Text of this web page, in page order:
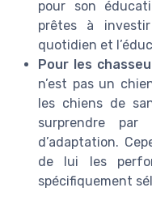
pour son
prêtes à
quotidien et
Pour les
n’est pas un
les chiens de
surprendre
d’adaptation.
de lui les
spécifiquement